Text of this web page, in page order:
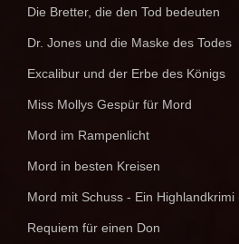
Die Bretter, die den Tod bedeuten
Dr. Jones und die Maske des Todes
Excalibur und der Erbe des Königs
Miss Mollys Gespür für Mord
Mord im Rampenlicht
Mord in besten Kreisen
Mord mit Schuss - Ein Highlandkrimi
Requiem für einen Don